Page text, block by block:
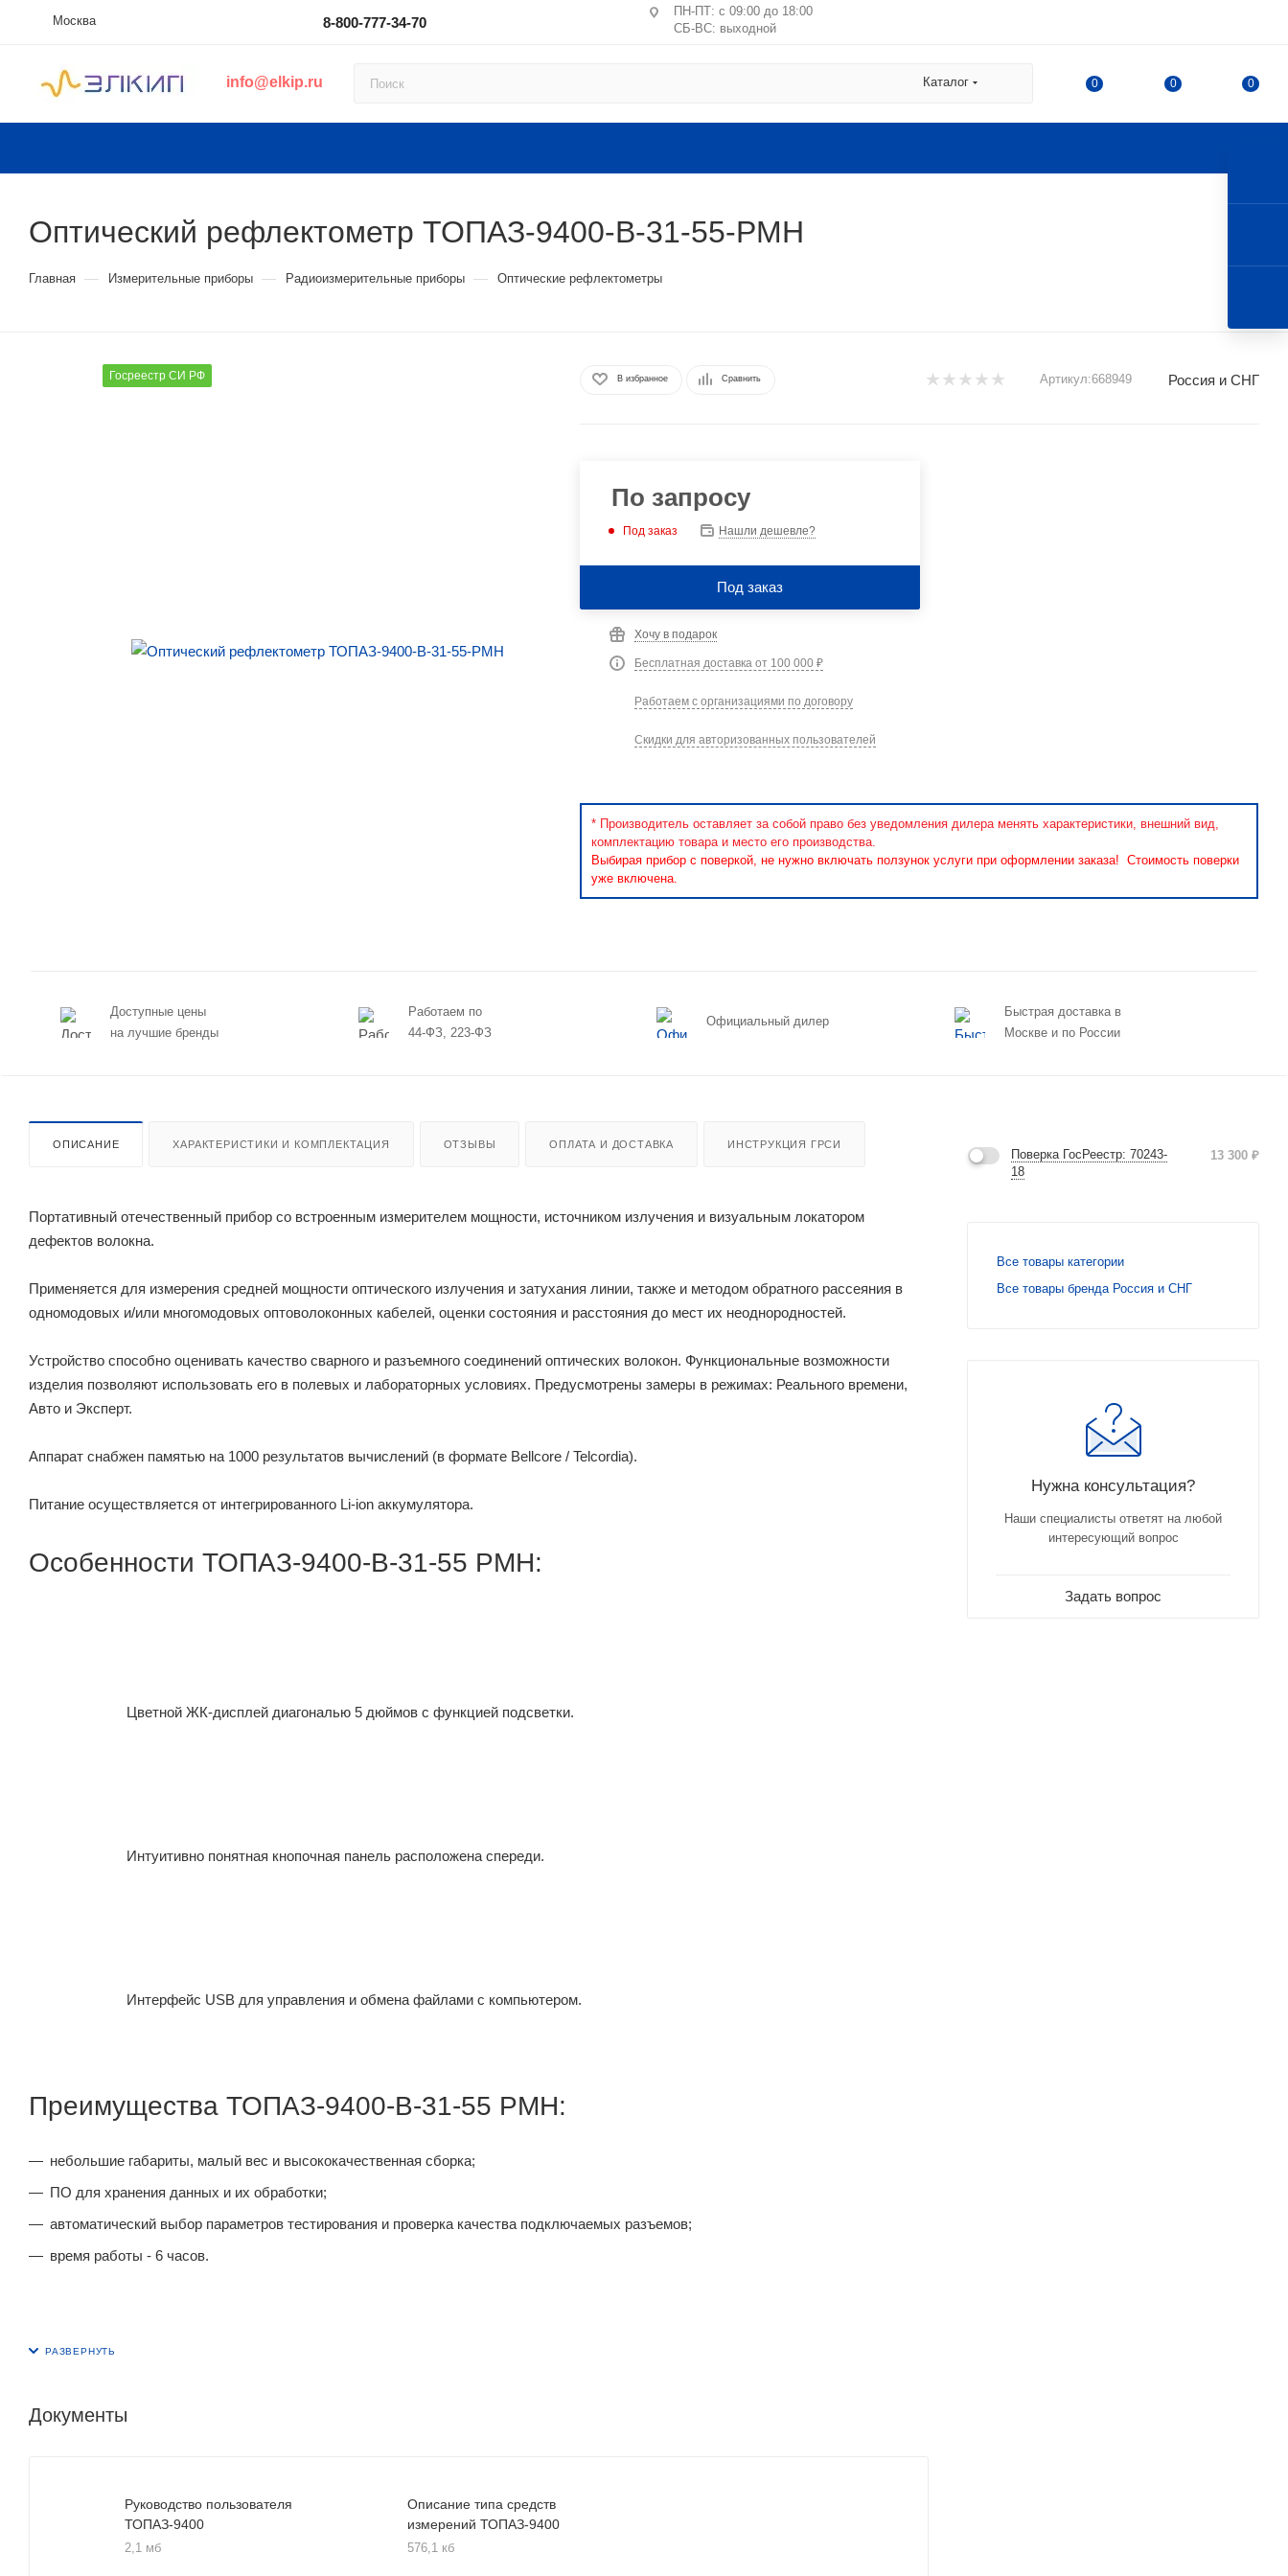
Москва 8-800-777-34-70
ПН-ПТ: с 09:00 до 18:00
СБ-ВС: выходной
ст. м. Китай-город, Лубянка
Головной офис: Московская обл. г. Королев, ул. 50-летия
info@elkip.ru Каталог 0 0 0
Оптический рефлектометр ТОПАЗ-9400-B-31-55-PMH
Главная — Измерительные приборы — Радиоизмерительные приборы — Оптические рефлектометры
Госреестр СИ РФ В избранное Сравнить Артикул:668949 Россия и СНГ
По запросу
Под заказ Нашли дешевле?
Под заказ
Хочу в подарок
Бесплатная доставка от 100 000 ₽
Работаем с организациями по договору
Скидки для авторизованных пользователей
* Производитель оставляет за собой право без уведомления дилера менять характеристики, внешний вид,
комплектацию товара и место его производства.
Выбирая прибор с поверкой, не нужно включать ползунок услуги при оформлении заказа! Стоимость поверки
уже включена.
Доступные цены
на лучшие бренды
Работаем по
44-ФЗ, 223-ФЗ
Официальный дилер
Быстрая доставка в
Москве и по России
ОПИСАНИЕ ХАРАКТЕРИСТИКИ И КОМПЛЕКТАЦИЯ ОТЗЫВЫ ОПЛАТА И ДОСТАВКА ИНСТРУКЦИЯ ГРСИ
Портативный отечественный прибор со встроенным измерителем мощности, источником излучения и визуальным локатором
дефектов волокна.
Применяется для измерения средней мощности оптического излучения и затухания линии, также и методом обратного рассеяния в
одномодовых и/или многомодовых оптоволоконных кабелей, оценки состояния и расстояния до мест их неоднородностей.
Устройство способно оценивать качество сварного и разъемного соединений оптических волокон. Функциональные возможности
изделия позволяют использовать его в полевых и лабораторных условиях. Предусмотрены замеры в режимах: Реального времени,
Авто и Эксперт.
Аппарат снабжен памятью на 1000 результатов вычислений (в формате Bellcore / Telcordia).
Питание осуществляется от интегрированного Li-ion аккумулятора.
Особенности ТОПАЗ-9400-B-31-55 PMH:
Цветной ЖК-дисплей диагональю 5 дюймов с функцией подсветки.
Интуитивно понятная кнопочная панель расположена спереди.
Интерфейс USB для управления и обмена файлами с компьютером.
Преимущества ТОПАЗ-9400-B-31-55 PMH:
небольшие габариты, малый вес и высококачественная сборка;
ПО для хранения данных и их обработки;
автоматический выбор параметров тестирования и проверка качества подключаемых разъемов;
время работы - 6 часов.
Документы
Руководство пользователя
ТОПАЗ-9400
2,1 мб
Описание типа средств
измерений ТОПАЗ-9400
576,1 кб
Поверка ГосРеестр: 70243-
18
13 300 ₽
Все товары категории
Все товары бренда Россия и СНГ
Нужна консультация?
Наши специалисты ответят на любой
интересующий вопрос
Задать вопрос